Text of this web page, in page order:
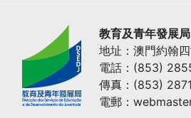
教育及青年發展局
地址：澳門約翰
電話：(853)
傳真：(853)
電郵：